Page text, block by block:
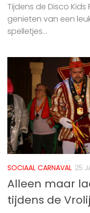
Tijdens de Disco
genieten van een
spelletjes...
SOCIAAL CARNAVAL 25
Alleen maar
tijdens de